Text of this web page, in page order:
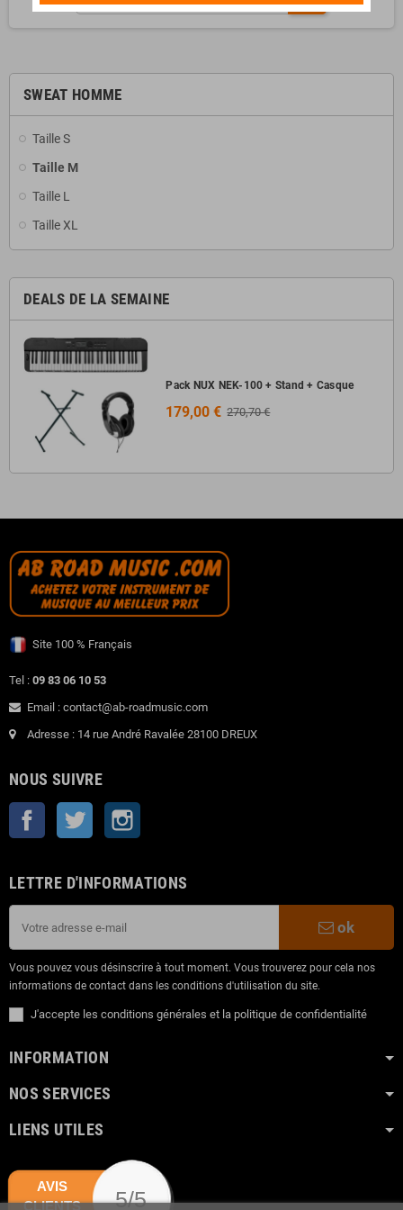
SWEAT HOMME
Taille S
Taille M
Taille L
Taille XL
DEALS DE LA SEMAINE
Pack NUX NEK-100 + Stand + Casque
179,00 € 270,70 €
Site 100 % Français
Tel : 09 83 06 10 53
Email : contact@ab-roadmusic.com
Adresse : 14 rue André Ravalée 28100 DREUX
NOUS SUIVRE
Facebook Twitter
LETTRE D'INFORMATIONS
ok
Vous pouvez vous désinscrire à tout moment. Vous trouverez pour cela nos
informations de contact dans les conditions d'utilisation du site.
J'accepte les conditions générales et la politique de confidentialité
INFORMATION
NOS SERVICES
LIENS UTILES
AVIS
CLIENTS
5/5